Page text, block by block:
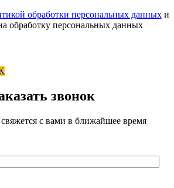
обработки персональных данныхи
обработку персональных данных
звонок
с вами в ближайшее время